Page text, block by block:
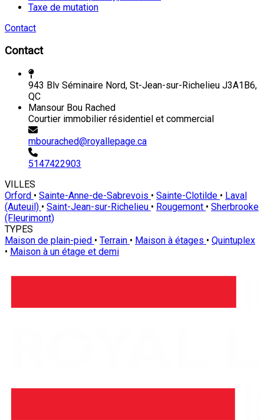
Taxe de mutation
Contact
Contact
943 Blv Séminaire Nord, St-Jean-sur-Richelieu J3A1B6,
QC
Mansour Bou Rached
Courtier immobilier résidentiel et commercial
mbourached@royallepage.ca
5147422903
VILLES
Orford • Sainte-Anne-de-Sabrevois • Sainte-Clotilde • Laval
(Auteuil) • Saint-Jean-sur-Richelieu • Rougemont • Sherbrooke
(Fleurimont)
TYPES
Maison de plain-pied • Terrain • Maison à étages • Quintuplex
• Maison à un étage et demi